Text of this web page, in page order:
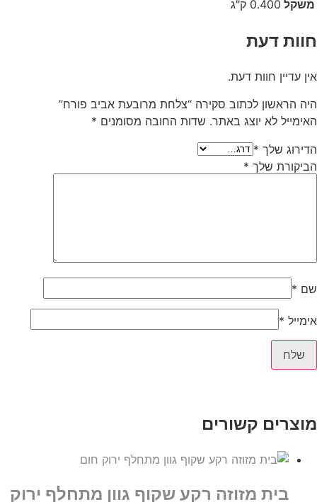
משקל 0.400 ק"ג
חוות דעת
אין עדיין חוות דעת.
היה הראשון לכתוב סקירה “צלחת מרובעת אביב פורח”
האימייל לא יוצג באתר. שדות החובה מסומנים *
הדירוג שלך *
הביקורת שלך *
שם *
אימייל *
מוצרים קשורים
בית מזוזה רקע שקוף גוון מתחלף ירוק